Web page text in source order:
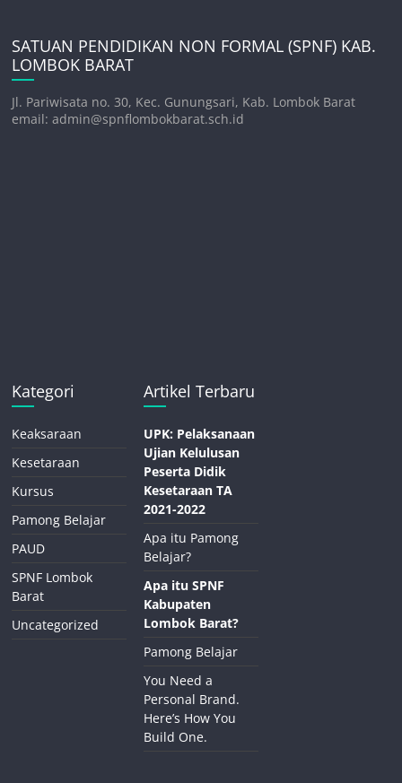
SATUAN PENDIDIKAN NON FORMAL (SPNF) KAB.
LOMBOK BARAT
Jl. Pariwisata no. 30, Kec. Gunungsari, Kab. Lombok Barat
email: admin@spnflombokbarat.sch.id
Kategori
Keaksaraan
Kesetaraan
Kursus
Pamong Belajar
PAUD
SPNF Lombok
Barat
Uncategorized
Artikel Terbaru
UPK: Pelaksanaan
Ujian Kelulusan
Peserta Didik
Kesetaraan TA
2021-2022
Apa itu Pamong
Belajar?
Apa itu SPNF
Kabupaten
Lombok Barat?
Pamong Belajar
You Need a
Personal Brand.
Here’s How You
Build One.